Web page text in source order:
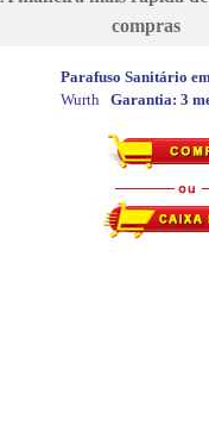
compras
Parafuso Sanitário
Wurth Garantia: 3